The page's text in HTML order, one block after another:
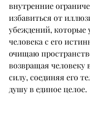
внутренние
избавиться от
убеждений, которые
человека с его
очищаю
возвращая
силу, соединяя его
душу в единое целое.